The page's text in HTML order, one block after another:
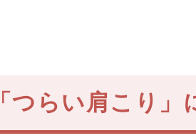
「つらい肩こり